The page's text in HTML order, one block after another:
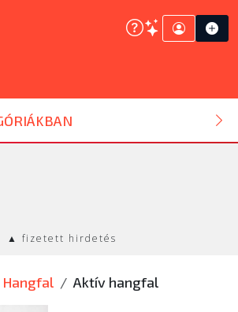
▲ fizetett hirdetés
Hangfal Aktív hangfal